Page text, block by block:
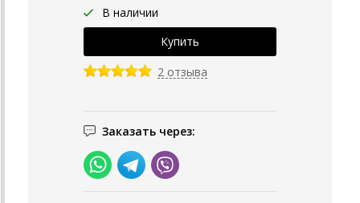
В наличии
2 отзыва
Заказать через: